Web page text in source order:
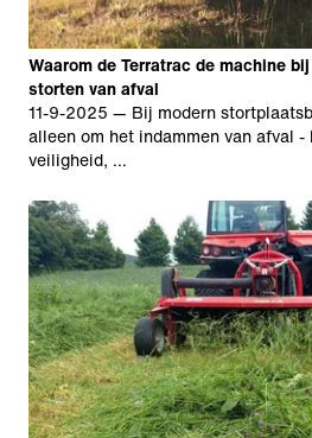
Waarom de Terratrac de machine
storten van afval
11-9-2025 — Bij modern
alleen om het indammen van afval -
veiligheid, …